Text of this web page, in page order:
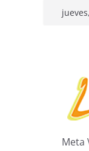
Saltar
Meta